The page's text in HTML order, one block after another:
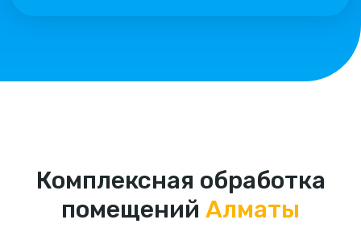
Комплексная обработка
помещений Алматы